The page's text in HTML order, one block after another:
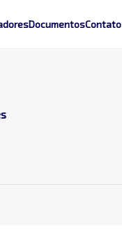
DocumentosContato